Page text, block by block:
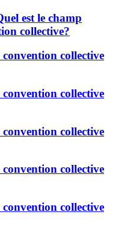
est le champ
collective?
collective
collective
collective
collective
collective